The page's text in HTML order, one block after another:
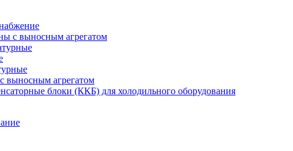
с выносным агрегатом
выносным агрегатом
блоки (ККБ) для холодильного оборудования